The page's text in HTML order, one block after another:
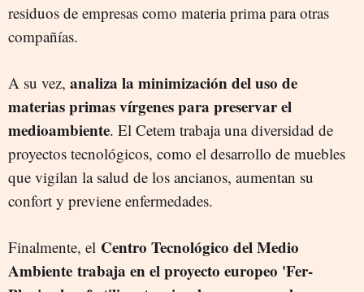
residuos de empresas como materia prima para otras
compañías.
A su vez, analiza la minimización del uso de
materias primas vírgenes para preservar el
medioambiente. El Cetem trabaja una diversidad de
proyectos tecnológicos, como el desarrollo de muebles
que vigilan la salud de los ancianos, aumentan su
confort y previene enfermedades.
Finalmente, el Centro Tecnológico del Medio
Ambiente trabaja en el proyecto europeo 'Fer-